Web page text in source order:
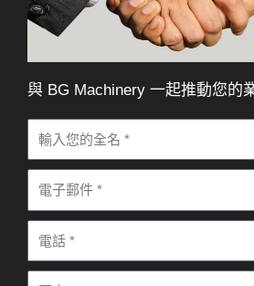
與 BG Machinery 一起推動您的
姓
名
電
子
郵
件
電
話